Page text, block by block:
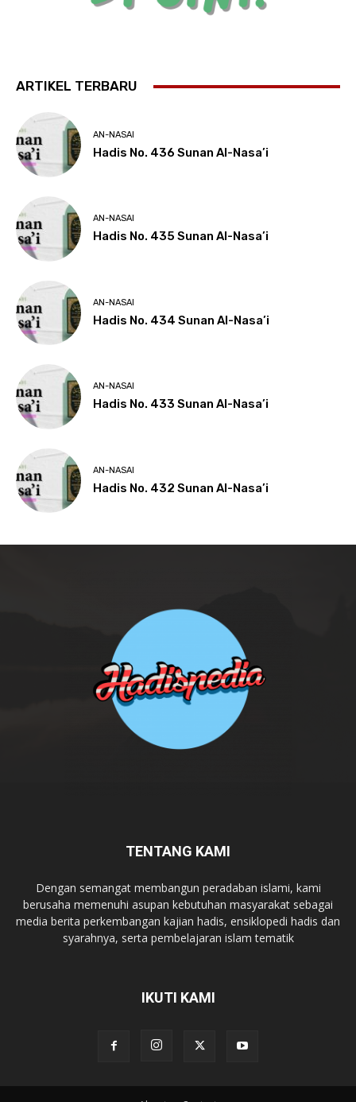
ARTIKEL TERBARU
AN-NASAI
Hadis No. 436 Sunan Al-Nasa’i
AN-NASAI
Hadis No. 435 Sunan Al-Nasa’i
AN-NASAI
Hadis No. 434 Sunan Al-Nasa’i
AN-NASAI
Hadis No. 433 Sunan Al-Nasa’i
AN-NASAI
Hadis No. 432 Sunan Al-Nasa’i
TENTANG KAMI
Dengan semangat membangun peradaban islami, kami
berusaha memenuhi asupan kebutuhan masyarakat sebagai
media berita perkembangan kajian hadis, ensiklopedi hadis dan
syarahnya, serta pembelajaran islam tematik
IKUTI KAMI